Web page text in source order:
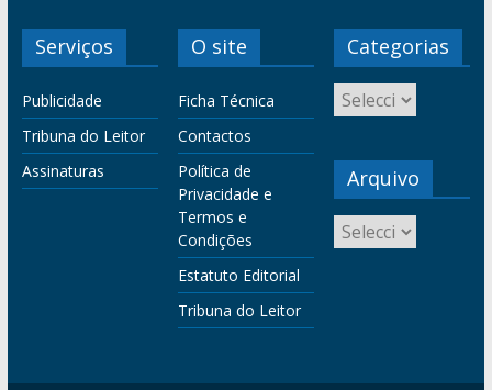
Serviços
Publicidade
Tribuna do Leitor
Assinaturas
O site
Ficha Técnica
Contactos
Política de
Privacidade e
Termos e
Condições
Estatuto Editorial
Tribuna do Leitor
Categorias
Arquivo